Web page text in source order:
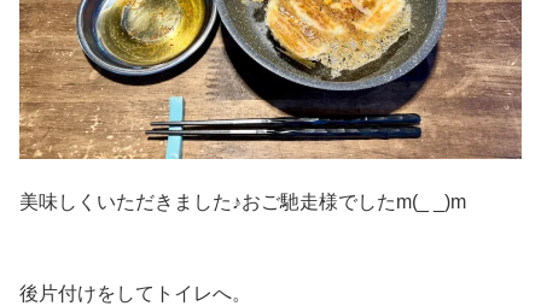
美味しくいただきました♪おご馳走様でしたm(_ _)m
後片付けをしてトイレへ。